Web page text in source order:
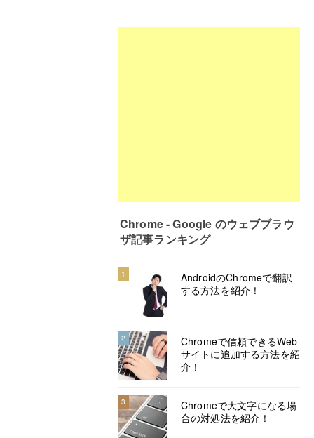
Chrome - Google のウェブブラウ
ザ記事ランキング
1
AndroidのChromeで翻訳
する方法を紹介！
2
Chromeで信頼できるWeb
サイトに追加する方法を紹
介！
3
Chromeで大文字になる場
合の対処法を紹介！